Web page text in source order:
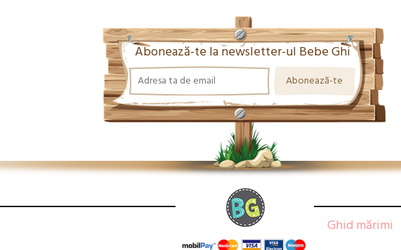
Abonează-te la newsletter-ul Bebe Ghi
Ghid mărimi